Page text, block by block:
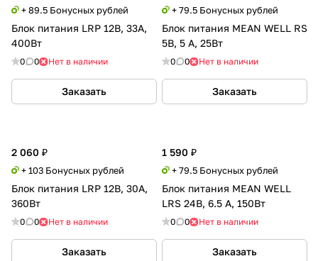
+ 79.5 Бонусных рублей
Блок питания MEAN WELL RS
5В, 5 А, 25Вт
0 0 Нет в наличии
Заказать
2 060 ₽
+ 103 Бонусных рублей
Блок питания LRP 12В, 30А,
360Вт
0 0 Нет в наличии
Заказать
1 590 ₽
+ 79.5 Бонусных рублей
Блок питания MEAN WELL
LRS 24В, 6.5 А, 150Вт
0 0 Нет в наличии
Заказать
+ 89.5 Бонусных рублей
Блок питания LRP 12В, 33А,
400Вт
0 0 Нет в наличии
Заказать